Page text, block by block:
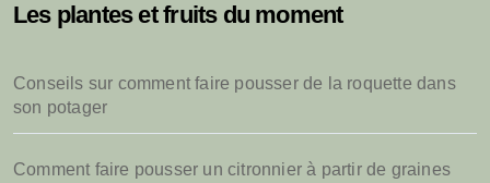
Les plantes et fruits du moment
Conseils sur comment faire pousser de la roquette dans
son potager
Comment faire pousser un citronnier à partir de graines